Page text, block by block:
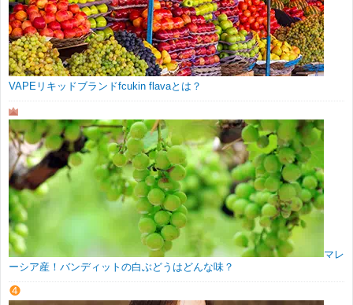
VAPEリキッドブランドfcukin flavaとは？
マレ
ーシア産！バンディットの白ぶどうはどんな味？